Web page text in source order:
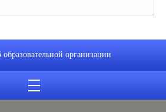
организации